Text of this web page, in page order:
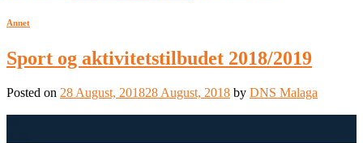
Annet
Sport og aktivitetstilbudet 2018/2019
Posted on 28 August, 201828 August, 2018 by DNS Malaga